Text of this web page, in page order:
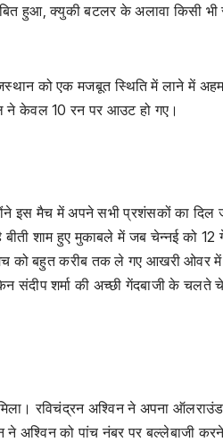
हुआ, क्युकी बटलर के अलावा किसी
को एक मजबूत स्थिति में लाने में
ने केवल 10 रन पर आउट हो गए।
इस मैच में अपने सभी प्रशंसकों का दिल
बीती शाम हुए मुकाबले में जब चेन्नई को
को बहुत करीब तक ले गए आखरी ओवर
संदीप शर्मा की अच्छी गेंदबाजी के चलते
रविचंद्रन अश्विन ने अपना ऑलराउंड
को पांच नंबर पर बल्लेबाजी